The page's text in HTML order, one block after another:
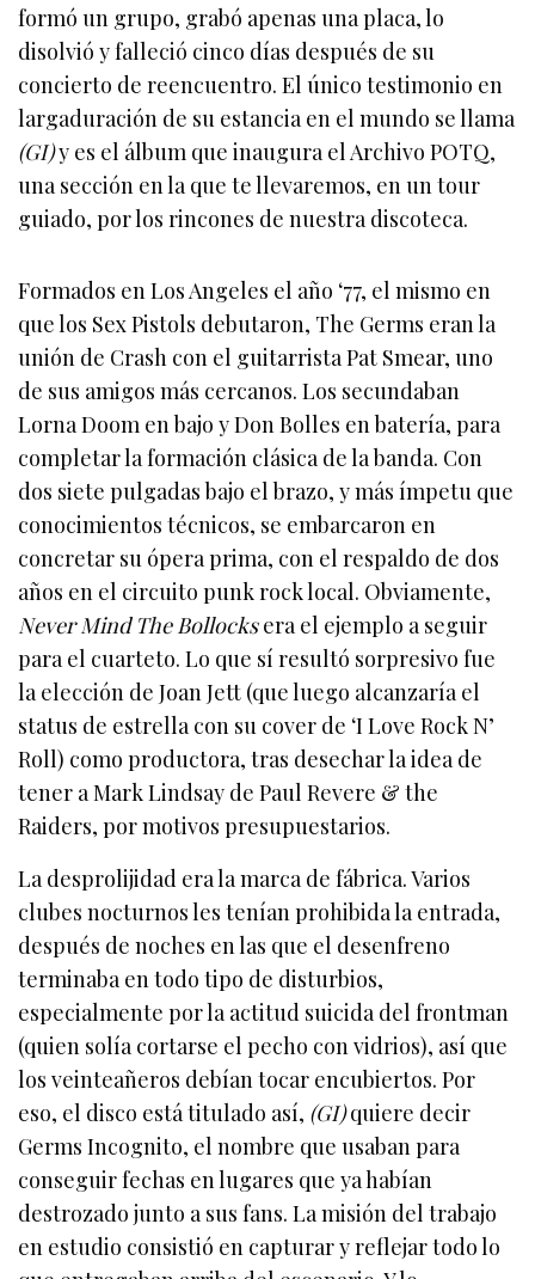
formó un grupo, grabó apenas una placa, lo
disolvió y falleció cinco días después de su
concierto de reencuentro. El único testimonio en
largaduración de su estancia en el mundo se llama
(GI)y es el álbum que inaugura el Archivo POTQ,
una sección en la que te llevaremos, en un tour
guiado, por los rincones de nuestra discoteca.
Formados en Los Angeles el año ‘77, el mismo en
que los Sex Pistols debutaron, The Germs eran la
unión de Crash con el guitarrista Pat Smear, uno
de sus amigos más cercanos. Los secundaban
Lorna Doom en bajo y Don Bolles en batería, para
completar la formación clásica de la banda. Con
dos siete pulgadas bajo el brazo, y más ímpetu que
conocimientos técnicos, se embarcaron en
concretar su ópera prima, con el respaldo de dos
años en el circuito punk rock local. Obviamente,
Never Mind The Bollocksera el ejemplo a seguir
para el cuarteto. Lo que sí resultó sorpresivo fue
la elección de Joan Jett (que luego alcanzaría el
status de estrella con su cover de ‘I Love Rock N’
Roll) como productora, tras desechar la idea de
tener a Mark Lindsay de Paul Revere & the
Raiders, por motivos presupuestarios.
La desprolijidad era la marca de fábrica. Varios
clubes nocturnos les tenían prohibida la entrada,
después de noches en las que el desenfreno
terminaba en todo tipo de disturbios,
especialmente por la actitud suicida del frontman
(quien solía cortarse el pecho con vidrios), así que
los veinteañeros debían tocar encubiertos. Por
eso, el disco está titulado así, (GI)quiere decir
Germs Incognito, el nombre que usaban para
conseguir fechas en lugares que ya habían
destrozado junto a sus fans. La misión del trabajo
en estudio consistió en capturar y reflejar todo lo